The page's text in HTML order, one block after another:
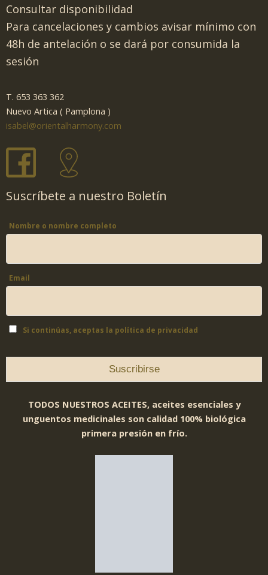
Consultar disponibilidad
Para cancelaciones y cambios avisar mínimo con
48h de antelación o se dará por consumida la
sesión
T. 653 363 362
Nuevo Artica ( Pamplona )
isabel@orientalharmony.com
Suscríbete a nuestro Boletín
Nombre o nombre completo
Email
Si continúas, aceptas la política de privacidad
TODOS NUESTROS ACEITES, aceites esenciales y
unguentos medicinales son calidad 100% biológica
primera presión en frío.